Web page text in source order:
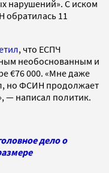
нарушений». С иском
обратилась 11
, что ЕСПЧ
необоснованным и
€76 000. «Мне даже
но ФСИН продолжает
— написал политик.
дело о